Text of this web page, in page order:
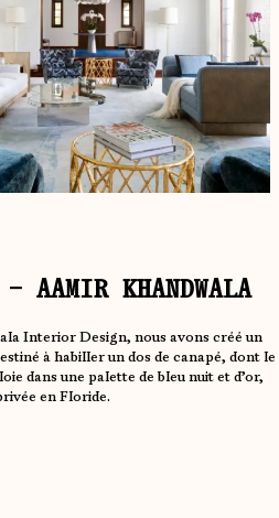
AAMIR KHANDWALA
Interior Design, nous avons créé un
à habiller un dos de canapé, dont le
dans une palette de bleu nuit et d’or,
en Floride.